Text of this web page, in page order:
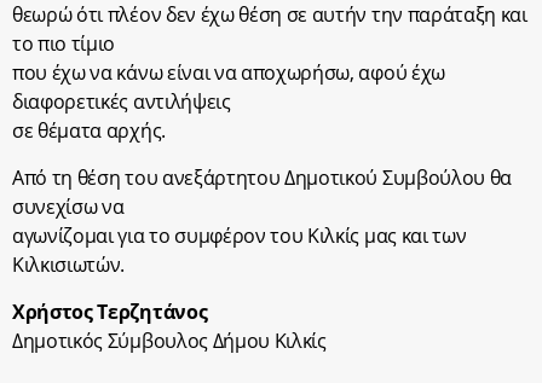
θεωρώ ότι πλέον δεν έχω θέση σε αυτήν την παράταξη και
το πιο τίμιο
που έχω να κάνω είναι να αποχωρήσω, αφού έχω
διαφορετικές αντιλήψεις
σε θέματα αρχής.
Από τη θέση του ανεξάρτητου Δημοτικού Συμβούλου θα
συνεχίσω να
αγωνίζομαι για το συμφέρον του Κιλκίς μας και των
Κιλκισιωτών.
Χρήστος Τερζητάνος
Δημοτικός Σύμβουλος Δήμου Κιλκίς